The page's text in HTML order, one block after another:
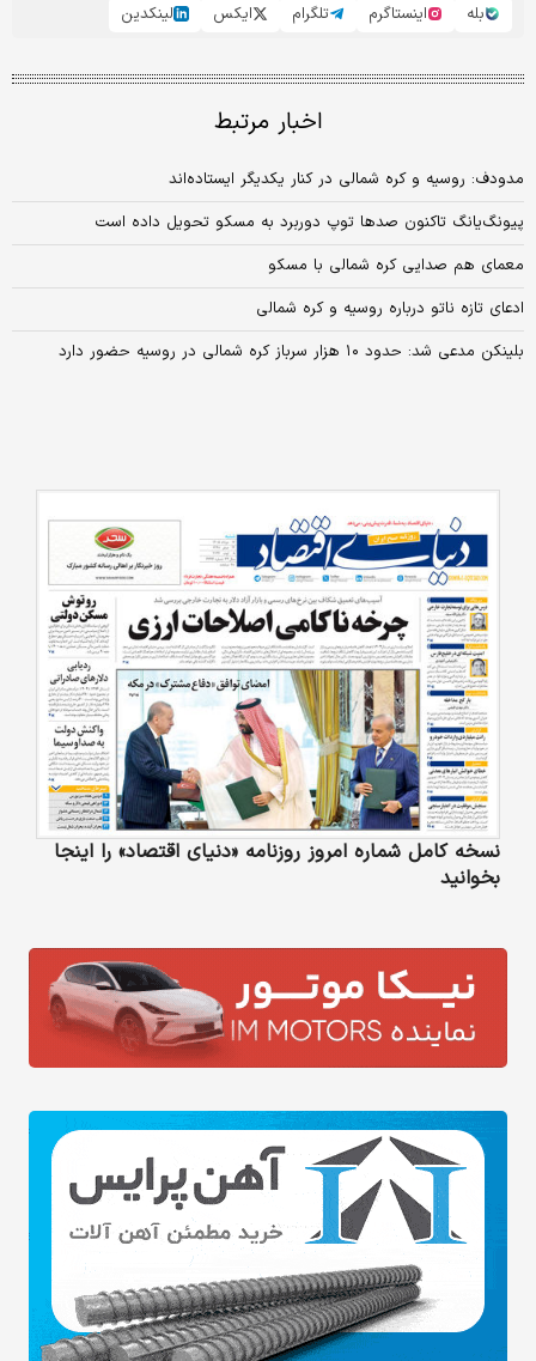
بله
اینستاگرم تلگرام ایکس لینکدین
اخبار مرتبط
مدودف: روسیه و کره شمالی در کنار یکدیگر ایستاده‌اند
پیونگ‌یانگ تاکنون صدها توپ دوربرد به مسکو تحویل داده است
معمای هم صدایی کره شمالی با مسکو
ادعای تازه ناتو درباره روسیه و کره شمالی
بلینکن مدعی شد: حدود ۱۰ هزار سرباز کره شمالی در روسیه حضور دارد
نسخه کامل شماره امروز روزنامه «دنیای‌ اقتصاد» را اینجا
بخوانید